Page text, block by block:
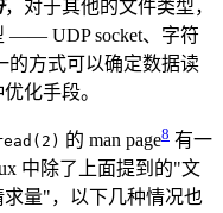
，对于其他的文件类型，
—— UDP socket、字符
的方式可以确定数据读
化手段。
的 man page8 有一
中除了上面提到的"文
量"，以下几种情况也